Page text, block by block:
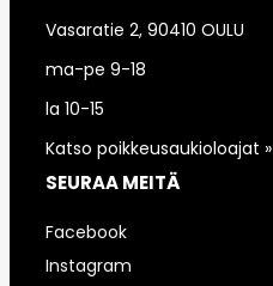
Vasaratie 2, 90410 OULU
ma-pe 9-18
la 10-15
Katso poikkeusaukioloajat »
SEURAA MEITÄ
Facebook
Instagram